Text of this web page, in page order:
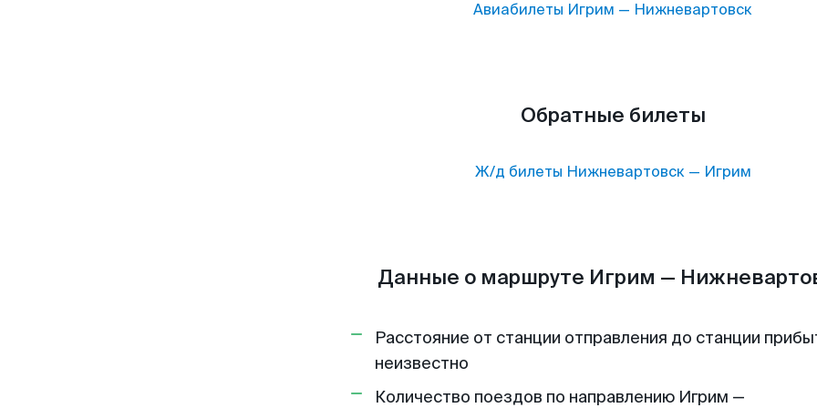
Авиабилеты Игрим — Нижневартовск
Обратные билеты
Ж/д билеты Нижневартовск— Игрим
Данные о маршруте Игрим —
Расстояние от станции отправления до станции
неизвестно
Количество поездов по направлению Игрим —